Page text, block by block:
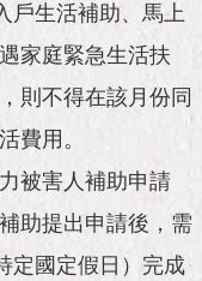
戶生活補助、馬上
家庭緊急生活扶
則不得在該月份同
費用。
被害人補助申請
助提出申請後，需
定國定假日）完成